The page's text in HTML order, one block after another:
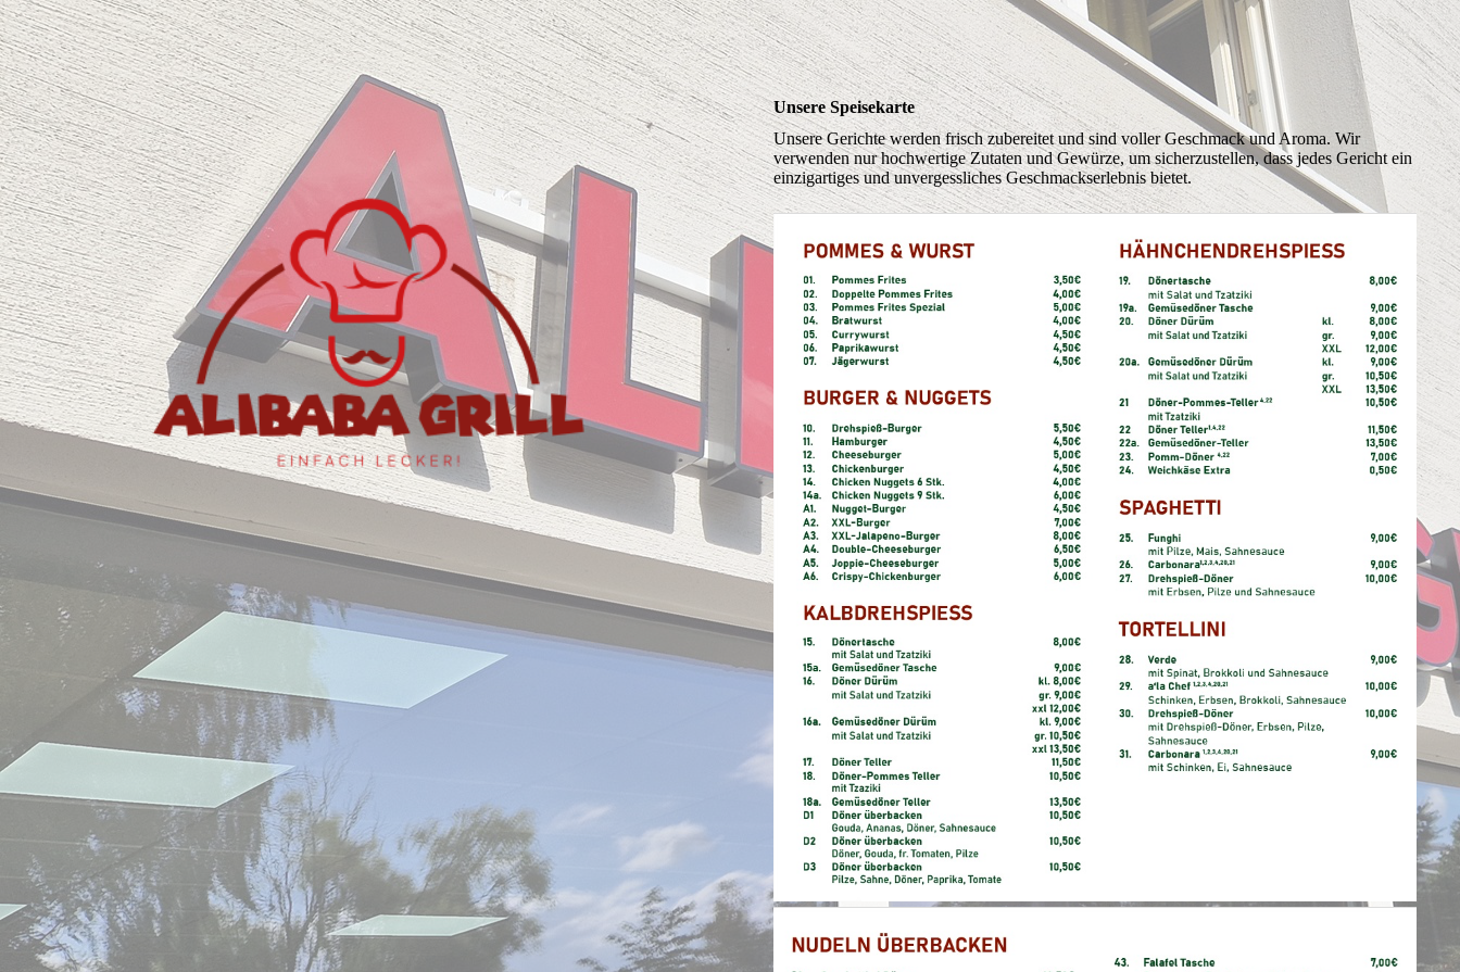
Unsere Speisekarte
Unsere Gerichte werden frisch zubereitet und sind voller Geschmack und Aroma. Wir
verwenden nur hochwertige Zutaten und Gewürze, um sicherzustellen, dass jedes Gericht ein
einzigartiges und unvergessliches Geschmackserlebnis bietet.